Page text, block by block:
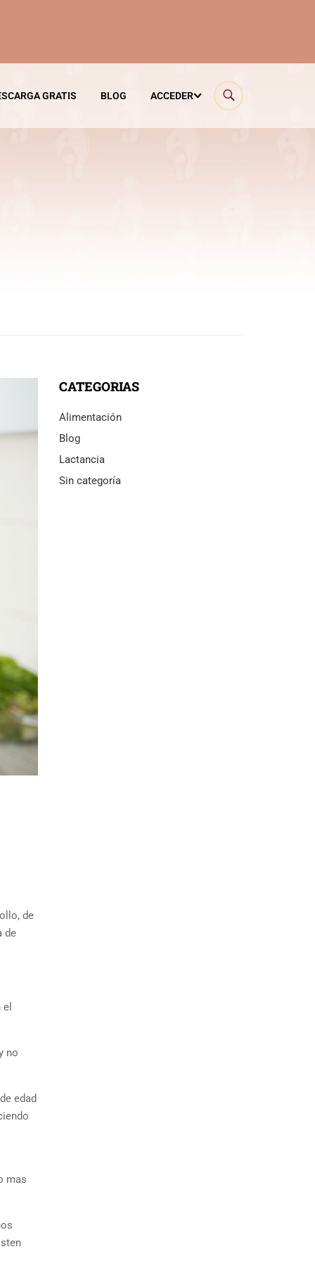
GRATIS BLOG ACCEDER
de
de
no
edad
mas
CATEGORIAS
Alimentación
Blog
Lactancia
Sin categoría